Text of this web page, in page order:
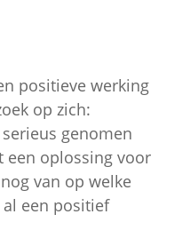
positieve werking
op zich:
genomen
een oplossing voor
van op welke
een positief